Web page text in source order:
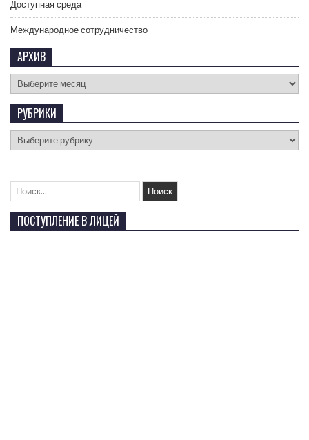
Доступная среда
Международное сотрудничество
АРХИВ
РУБРИКИ
ПОСТУПЛЕНИЕ В ЛИЦЕЙ